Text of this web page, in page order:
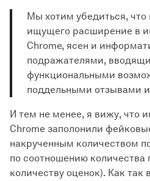
Мы хотим убедиться, что
ищущего расширение в
Chrome, ясен и
подражателями,
функциональными
поддельными отзывами
И тем не менее, я вижу, что
Chrome заполонили
накрученным количеством
по соотношению количества
количеству оценок). Как так